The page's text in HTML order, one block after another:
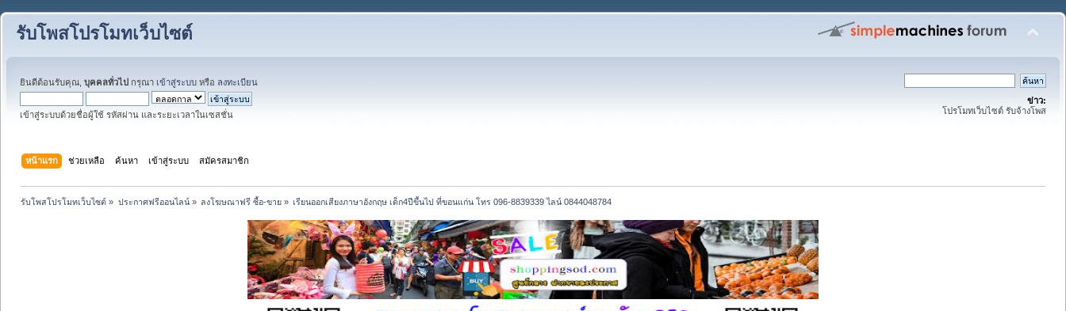
รับโพสโปรโมทเว็บไซต์
ยินดีต้อนรับคุณ, บุคคลทั่วไป กรุณา เข้าสู่ระบบ หรือ ลงทะเบียน
เข้าสู่ระบบด้วยชื่อผู้ใช้ รหัสผ่าน และระยะเวลาในเซสชั่น
ข่าว:
โปรโมทเว็บไซต์ รับจ้างโพส
หน้าแรก ช่วยเหลือ ค้นหา เข้าสู่ระบบ สมัครสมาชิก
รับโพสโปรโมทเว็บไซต์ » ประกาศฟรีออนไลน์» ลงโฆษณาฟรี ซื้อ-ขาย» เรียนออกเสียงภาษาอังกฤษ เด็ก4ปีขึ้นไป ที่ขอนแก่น โทร 096-8839339 ไลน์ 0844048784